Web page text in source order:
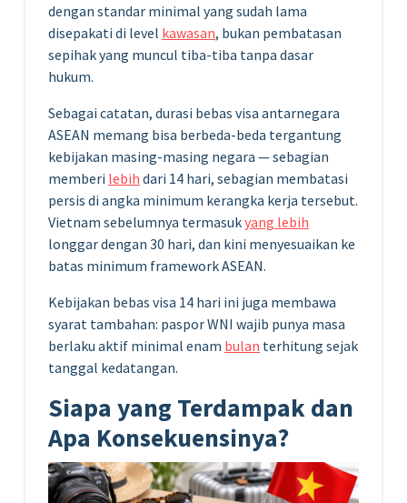
dengan standar minimal yang sudah lama
disepakati di level kawasan, bukan pembatasan
sepihak yang muncul tiba-tiba tanpa dasar
hukum.
Sebagai catatan, durasi bebas visa antarnegara
ASEAN memang bisa berbeda-beda tergantung
kebijakan masing-masing negara — sebagian
memberi lebih dari 14 hari, sebagian membatasi
persis di angka minimum kerangka kerja tersebut.
Vietnam sebelumnya termasukyang lebih
longgar dengan 30 hari, dan kini menyesuaikan ke
batas minimum framework ASEAN.
Kebijakan bebas visa 14 hari ini juga membawa
syarat tambahan: paspor WNI wajib punya masa
berlaku aktif minimal enam bulan terhitung sejak
tanggal kedatangan.
Siapa yang Terdampak dan
Apa Konsekuensinya?